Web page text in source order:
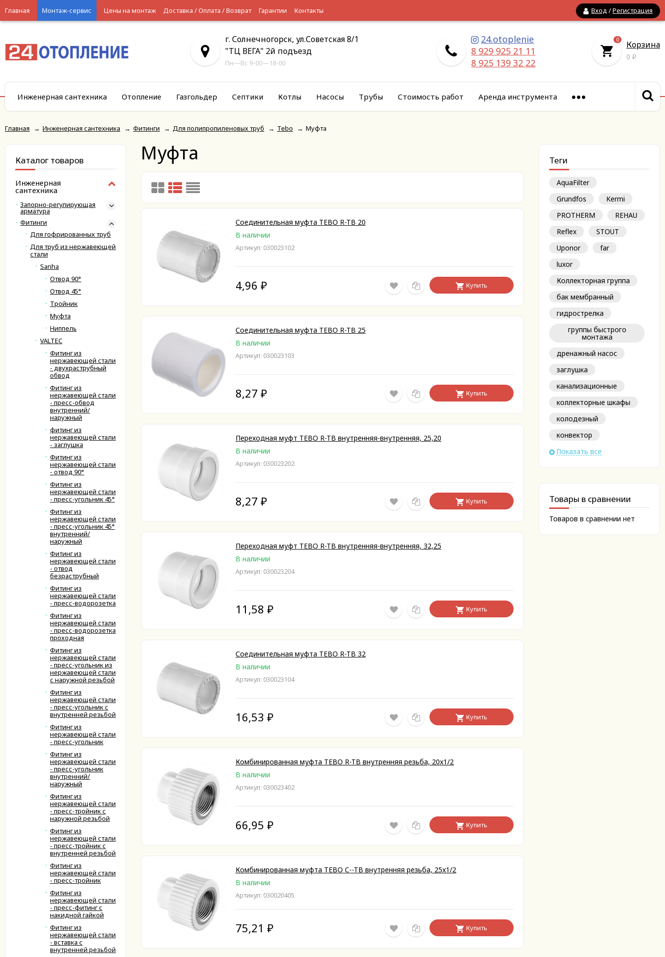
Вход /Регистрация
Главная Монтаж-сервис Цены на монтаж Доставка / Оплата / Возврат Гарантии Контакты
г. Солнечногорск, ул.Советская 8/1
"ТЦ ВЕГА" 2й подъезд
Пн—Вс 9-00—18-00
24.otoplenie
8 929 925 21 11
8 925 139 32 22
0 Корзина
0 ₽
Инженерная сантехника Отопление Газгольдер Септики Котлы Насосы Трубы Стоимость работ Аренда инструмента
Главная → Инженерная сантехника → Фитинги → Для полипропиленовых труб → Tebo → Муфта
Теги
AquaFilter
Grundfos
Kermi
PROTHERM
REHAU
Reflex
STOUT
Uponor
far
luxor
Коллекторная группа
бак мембранный
гидрострелка
группы быстрого
монтажа
дренажный насос
заглушка
канализационные
коллекторные шкафы
колодезный
конвектор
Показать все
Товары в сравнении
Товаров в сравнении нет
Каталог товаров
Инженерная
сантехника
Запорно-регулирующая
арматура
Фитинги
Для гофрированных труб
Для труб из нержавеющей
стали
Sanha
Отвод 90°
Отвод 45°
Тройник
Муфта
Ниппель
VALTEC
Фитинг из
нержавеющей стали
- двухраструбный
обвод
Фитинг из
нержавеющей стали
- пресс-обвод
внутренний/
наружный
фитинг из
нержавеющей стали
- заглушка
Фитинг из
нержавеющей стали
- отвод 90°
Фитинг из
нержавеющей стали
- пресс-угольник 45°
Фитинг из
нержавеющей стали
- пресс-угольник 45°
внутренний/
наружный
Фитинг из
нержавеющей стали
- отвод
безраструбный
Фитинг из
нержавеющей стали
- пресс-водорозетка
Фитинг из
нержавеющей стали
- пресс-водорозетка
проходная
Фитинг из
нержавеющей стали
- пресс-угольник из
нержавеющей стали
с наружной резьбой
Фитинг из
нержавеющей стали
- пресс-угольник с
внутренней резьбой
Фитинг из
нержавеющей стали
- пресс-угольник
Фитинг из
нержавеющей стали
- пресс-угольник
внутренний/
наружный
Фитинг из
нержавеющей стали
- пресс-тройник с
наружной резьбой
Фитинг из
нержавеющей стали
- пресс-тройник с
внутренней резьбой
Фитинг из
нержавеющей стали
- пресс-тройник
Фитинг из
нержавеющей стали
- пресс-фитинг с
накидной гайкой
Фитинг из
нержавеющей стали
- вставка с
внутренней резьбой
Муфта
Соединительная муфта TEBO R-TB 20
В наличии
Артикул: 030023102
4,96 ₽ Купить
Соединительная муфта TEBO R-TB 25
В наличии
Артикул: 030023103
8,27 ₽ Купить
Переходная муфт TEBO R-TB внутренняя-внутренняя, 25,20
В наличии
Артикул: 030023202
8,27 ₽ Купить
Переходная муфт TEBO R-TB внутренняя-внутренняя, 32,25
В наличии
Артикул: 030023204
11,58 ₽ Купить
Соединительная муфта TEBO R-TB 32
В наличии
Артикул: 030023104
16,53 ₽ Купить
Комбинированная муфта TEBO R-TB внутренняя резьба, 20x1/2
В наличии
Артикул: 030023402
66,95 ₽ Купить
Комбинированная муфта TEBO C--TB внутренняя резьба, 25x1/2
В наличии
Артикул: 030020405
75,21 ₽ Купить